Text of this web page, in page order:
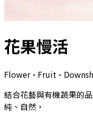
花果慢活
結合花藝與有機蔬果的
純、自然，